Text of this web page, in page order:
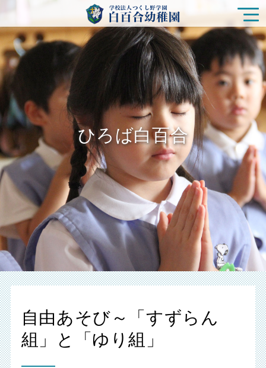
園の特色
白百合幼稚園の生活
ひろば白百合
入園をご検討の方
未就園児クラス
在園の皆様
新着情報
ひろば白百合
自由あそび～「すずらん
組」と「ゆり組」